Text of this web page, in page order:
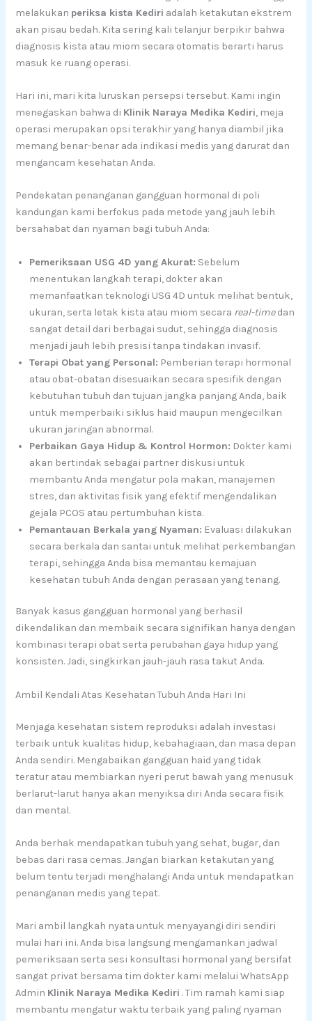
melakukan periksa kista Kediri adalah ketakutan ekstrem
akan pisau bedah. Kita sering kali telanjur berpikir bahwa
diagnosis kista atau miom secara otomatis berarti harus
masuk ke ruang operasi.
Hari ini, mari kita luruskan persepsi tersebut. Kami ingin
menegaskan bahwa di Klinik Naraya Medika Kediri, meja
operasi merupakan opsi terakhir yang hanya diambil jika
memang benar-benar ada indikasi medis yang darurat dan
mengancam kesehatan Anda.
Pendekatan penanganan gangguan hormonal di poli
kandungan kami berfokus pada metode yang jauh lebih
bersahabat dan nyaman bagi tubuh Anda:
Pemeriksaan USG 4D yang Akurat: Sebelum
menentukan langkah terapi, dokter akan
memanfaatkan teknologi USG 4D untuk melihat bentuk,
ukuran, serta letak kista atau miom secara real-timedan
sangat detail dari berbagai sudut, sehingga diagnosis
menjadi jauh lebih presisi tanpa tindakan invasif.
Terapi Obat yang Personal: Pemberian terapi hormonal
atau obat-obatan disesuaikan secara spesifik dengan
kebutuhan tubuh dan tujuan jangka panjang Anda, baik
untuk memperbaiki siklus haid maupun mengecilkan
ukuran jaringan abnormal.
Perbaikan Gaya Hidup & Kontrol Hormon: Dokter kami
akan bertindak sebagai partner diskusi untuk
membantu Anda mengatur pola makan, manajemen
stres, dan aktivitas fisik yang efektif mengendalikan
gejala PCOS atau pertumbuhan kista.
Pemantauan Berkala yang Nyaman: Evaluasi dilakukan
secara berkala dan santai untuk melihat perkembangan
terapi, sehingga Anda bisa memantau kemajuan
kesehatan tubuh Anda dengan perasaan yang tenang.
Banyak kasus gangguan hormonal yang berhasil
dikendalikan dan membaik secara signifikan hanya dengan
kombinasi terapi obat serta perubahan gaya hidup yang
konsisten. Jadi, singkirkan jauh-jauh rasa takut Anda.
Ambil Kendali Atas Kesehatan Tubuh Anda Hari Ini
Menjaga kesehatan sistem reproduksi adalah investasi
terbaik untuk kualitas hidup, kebahagiaan, dan masa depan
Anda sendiri. Mengabaikan gangguan haid yang tidak
teratur atau membiarkan nyeri perut bawah yang menusuk
berlarut-larut hanya akan menyiksa diri Anda secara fisik
dan mental.
Anda berhak mendapatkan tubuh yang sehat, bugar, dan
bebas dari rasa cemas. Jangan biarkan ketakutan yang
belum tentu terjadi menghalangi Anda untuk mendapatkan
penanganan medis yang tepat.
Mari ambil langkah nyata untuk menyayangi diri sendiri
mulai hari ini. Anda bisa langsung mengamankan jadwal
pemeriksaan serta sesi konsultasi hormonal yang bersifat
sangat privat bersama tim dokter kami melalui WhatsApp
Admin Klinik Naraya Medika Kediri . Tim ramah kami siap
membantu mengatur waktu terbaik yang paling nyaman